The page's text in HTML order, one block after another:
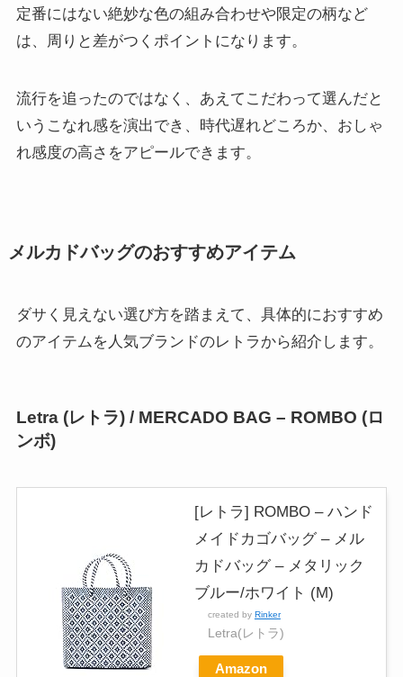
定番にはない絶妙な色の組み合わせや限定の柄など
は、周りと差がつくポイントになります。
流行を追ったのではなく、あえてこだわって選んだと
いうこなれ感を演出でき、時代遅れどころか、おしゃ
れ感度の高さをアピールできます。
メルカドバッグのおすすめアイテム
ダサく見えない選び方を踏まえて、具体的におすすめ
のアイテムを人気ブランドのレトラから紹介します。
Letra (レトラ) / MERCADO BAG – ROMBO (ロ
ンボ)
[レトラ] ROMBO – ハンド
メイドカゴバッグ – メル
カドバッグ – メタリック
ブルー/ホワイト (M)
created by Rinker
Letra(レトラ)
Amazon